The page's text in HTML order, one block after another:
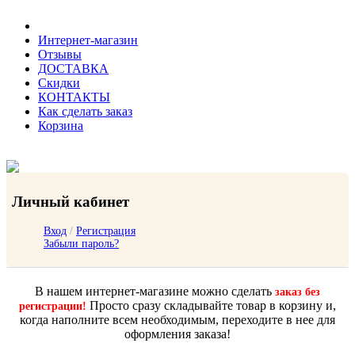
Интернет-магазин
Отзывы
ДОСТАВКА
Скидки
КОНТАКТЫ
Как сделать заказ
Корзина
Личный кабинет
Вход / Регистрация
Забыли пароль?
В нашем интернет-магазине можно сделать заказ без
регистрации! Просто сразу складывайте товар в корзину и,
когда наполните всем необходимым, переходите в нее для
оформления заказа!